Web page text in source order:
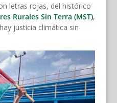
letras rojas, del histórico
Rurales Sin Terra (MST),
justicia climática sin